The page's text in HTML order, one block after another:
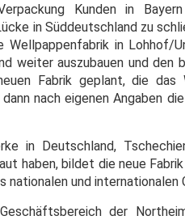
Kunden in
in Süddeutschland zu
Wellpappenfabrik in Lohhof/
weiter auszubauen und
Fabrik geplant, die
nach eigenen Angaben
in Deutschland,
haben, bildet die neue
nationalen und internationalen
der